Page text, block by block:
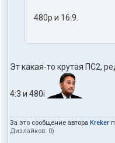
480p и 16:9.
Эт какая-то крутая ПС2,
4:3 и 480i
За это сообщение автора Kreker
Дизлайков: 0)